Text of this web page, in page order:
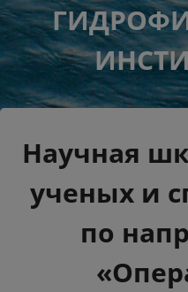
Научная
ученых и
по